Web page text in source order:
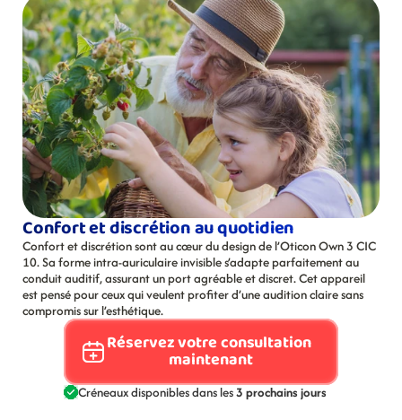
Confort et discrétion au quotidien
Confort et discrétion sont au cœur du design de l’Oticon Own 3 CIC
10. Sa forme intra-auriculaire invisible s’adapte parfaitement au
conduit auditif, assurant un port agréable et discret. Cet appareil
est pensé pour ceux qui veulent profiter d’une audition claire sans
compromis sur l’esthétique.
Réservez votre consultation
maintenant
Créneaux disponibles dans les 3 prochains jours